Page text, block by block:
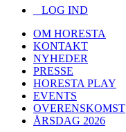
LOG IND
OM HORESTA
KONTAKT
NYHEDER
PRESSE
HORESTA PLAY
EVENTS
OVERENSKOMST
ÅRSDAG 2026